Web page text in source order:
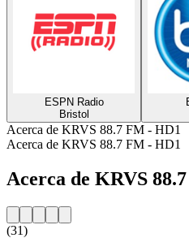
ESPN Radio
Bristol
Acerca de KRVS 88.7 FM - HD1
Acerca de KRVS 88.7 FM - HD1
Acerca de KRVS
(31)